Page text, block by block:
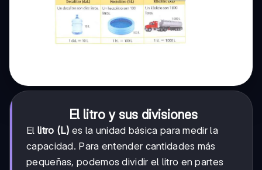
El litro y sus divisiones
El litro (L) es la unidad básica para medir la
capacidad. Para entender cantidades más
pequeñas, podemos dividir el litro en partes